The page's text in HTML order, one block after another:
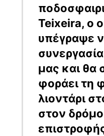
Teixeira, ο
υπέγραψε
μας και θα
φοράει τη
λιοντάρι
στον